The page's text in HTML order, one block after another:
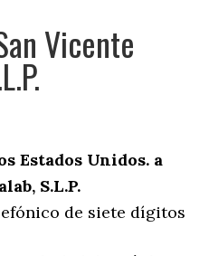
Vicente
Estados Unidos. a
S.L.P.
de siete dígitos